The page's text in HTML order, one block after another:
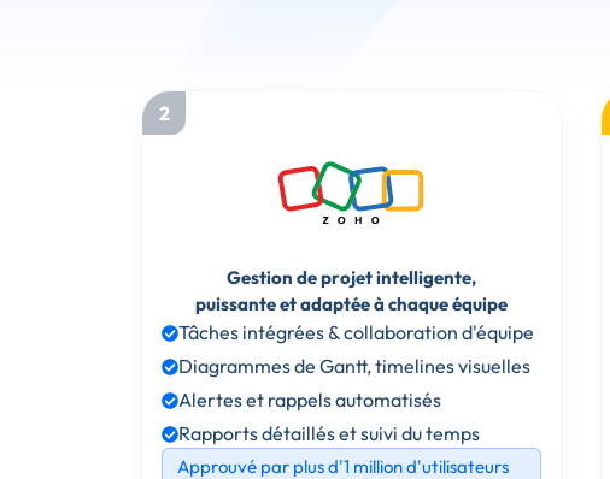
2
Gestion de projet intelligente,
puissante et adaptée à chaque équipe
Tâches intégrées & collaboration d'équipe
Diagrammes de Gantt, timelines visuelles
Alertes et rappels automatisés
Rapports détaillés et suivi du temps
Approuvé par plus d'1 million d'utilisateurs